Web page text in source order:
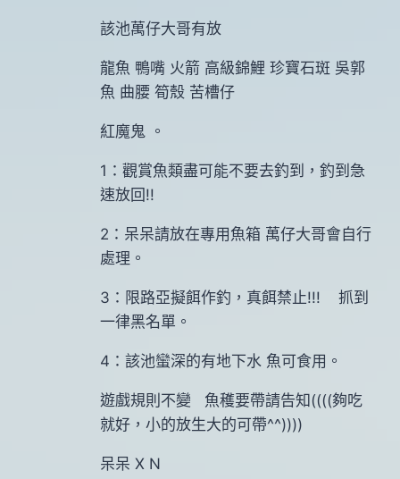
該池萬仔大哥有放
龍魚 鴨嘴 火箭 高級錦鯉 珍寶石斑 吳郭
魚 曲腰 筍殼 苦槽仔
紅魔鬼 。
1：觀賞魚類盡可能不要去釣到，釣到急
速放回!!
2：呆呆請放在專用魚箱 萬仔大哥會自行
處理。
3：限路亞擬餌作釣，真餌禁止!!! 抓到
一律黑名單。
4：該池蠻深的有地下水 魚可食用。
遊戲規則不變 魚穫要帶請告知((((夠吃
就好，小的放生大的可帶^^))))
呆呆 X N